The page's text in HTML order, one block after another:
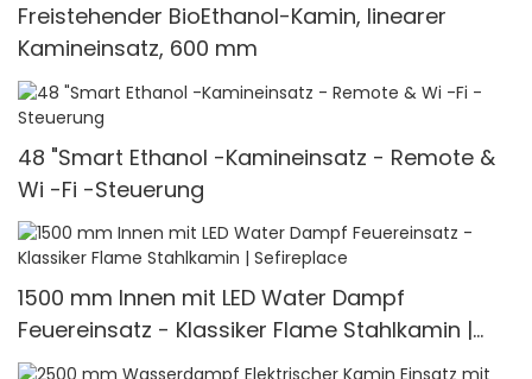
Freistehender BioEthanol-Kamin, linearer
Kamineinsatz, 600 mm
48 "Smart Ethanol -Kamineinsatz - Remote &
Wi -Fi -Steuerung
1500 mm Innen mit LED Water Dampf
Feuereinsatz - Klassiker Flame Stahlkamin |
Sefireplace